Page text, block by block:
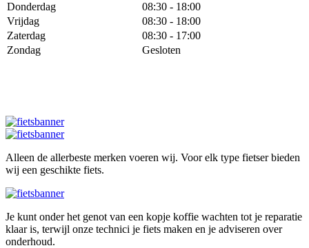
Donderdag
08:30 - 18:00
Vrijdag
08:30 - 18:00
Zaterdag
08:30 - 17:00
Zondag
Gesloten
Alleen de allerbeste merken voeren wij. Voor elk type fietser bieden
wij een geschikte fiets.
Je kunt onder het genot van een kopje koffie wachten tot je reparatie
klaar is, terwijl onze technici je fiets maken en je adviseren over
onderhoud.